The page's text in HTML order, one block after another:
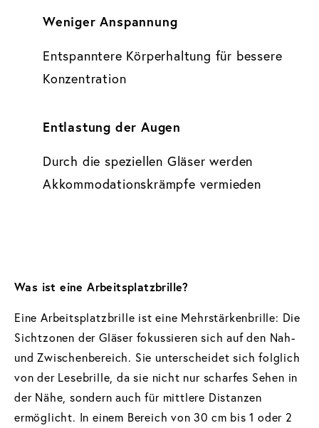
Weniger Anspannung
Entspanntere Körperhaltung für bessere
Konzentration
Entlastung der Augen
Durch die speziellen Gläser werden
Akkommodationskrämpfe vermieden
Was ist eine Arbeitsplatzbrille?
Eine Arbeitsplatzbrille ist eine Mehrstärkenbrille: Die
Sichtzonen der Gläser fokussieren sich auf den Nah-
und Zwischenbereich. Sie unterscheidet sich folglich
von der Lesebrille, da sie nicht nur scharfes Sehen in
der Nähe, sondern auch für mittlere Distanzen
ermöglicht. In einem Bereich von 30 cm bis 1 oder 2